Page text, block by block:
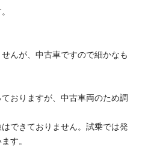
んが、中古車ですので細かなも
おりますが、中古車両のため調
できておりません。試乗では発
す。